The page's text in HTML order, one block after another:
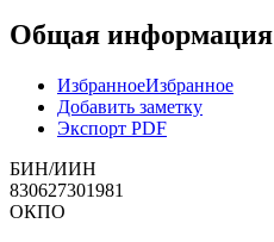
Общая информация
ИзбранноеИзбранное
Добавить заметку
Экспорт PDF
БИН/ИИН
830627301981
ОКПО